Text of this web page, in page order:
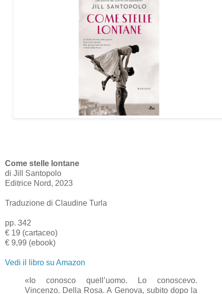
Come stelle lontane
di Jill Santopolo
Editrice Nord, 2023
Traduzione di Claudine Turla
pp. 342
€ 19 (cartaceo)
€ 9,99 (ebook)
Vedi il libro su Amazon
«Io conosco quell’uomo. Lo conoscevo.
Vincenzo. Della Rosa. A Genova, subito dopo la